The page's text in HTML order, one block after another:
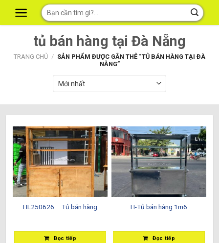
Tìm
kiếm:
tủ bán hàng tại Đà Nẵng
TRANG CHỦ / SẢN PHẨM ĐƯỢC GẮN THẺ “TỦ BÁN HÀNG TẠI ĐÀ
NẴNG”
HL250626 – Tủ bán hàng
Đọc tiếp
H-Tủ bán hàng 1m6
Đọc tiếp